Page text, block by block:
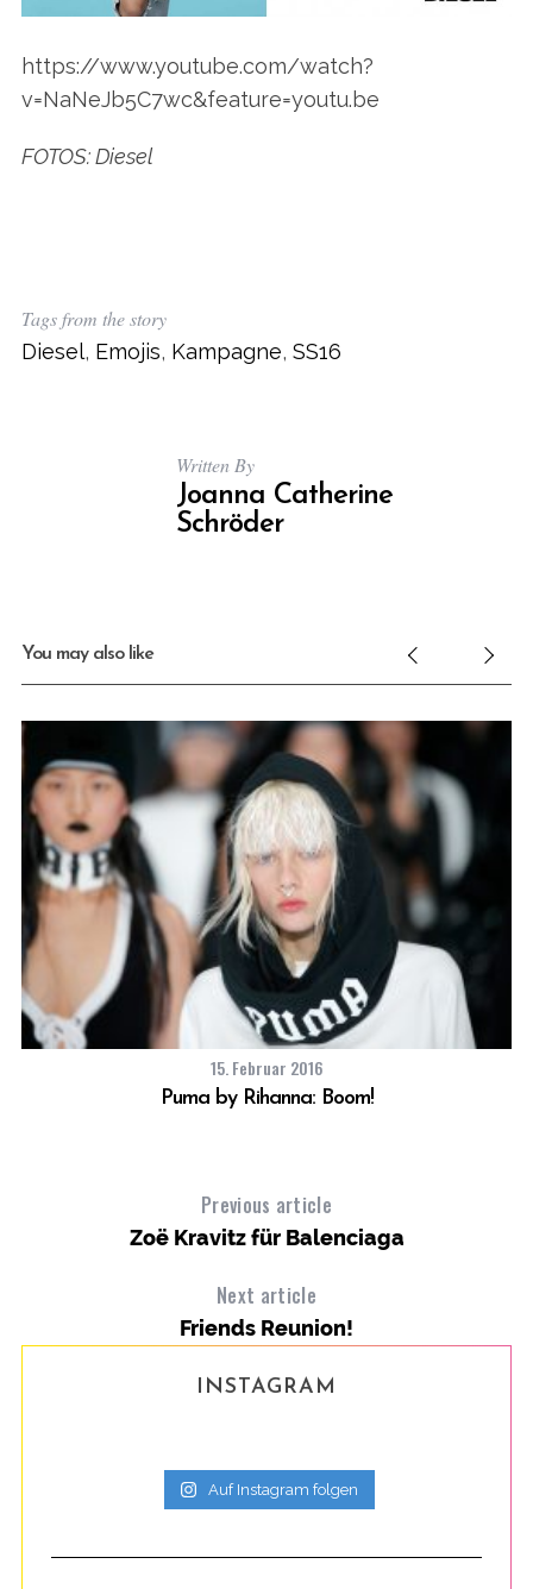
https://www.youtube.com/watch?
v=NaNeJb5C7wc&feature=youtu.be
FOTOS: Diesel
Tags from the story
Diesel, Emojis, Kampagne, SS16
Written By
Joanna Catherine
Schröder
You may also like
15. Februar 2016
Puma by Rihanna: Boom!
Previous article
Zoë Kravitz für Balenciaga
Next article
Friends Reunion!
INSTAGRAM
Auf Instagram folgen